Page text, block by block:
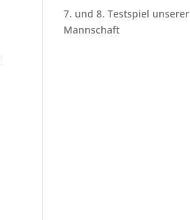
7. und 8. Testspiel unserer
Mannschaft